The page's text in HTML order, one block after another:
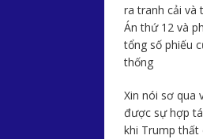
ra tranh cải và
Án thứ 12 và
tổng số phiếu
thống
Xin nói sơ qua
được sự hợp
khi Trump thất